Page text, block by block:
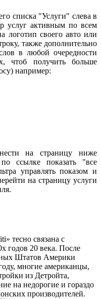
списка "Услуги" слева в
услуг активным по всем
логотип своего авто или
также дополнительно
в любой очередности
чтоб получить больше
например:
на страницу ниже
ссылке показать "все
управлять показом и
на страницу услуги
тесно связана с
годов 20 века. После
Штатов Америки
многие американцы,
из Детройта,
на недорогие и гораздо
производителей.